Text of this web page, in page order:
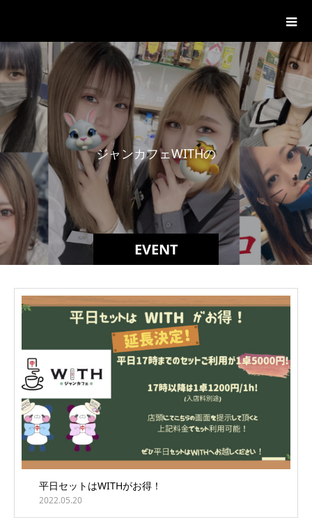
EVENT
ジャンカフェWITHのEV E
平日セットはWITHがお得！
2022.05.20